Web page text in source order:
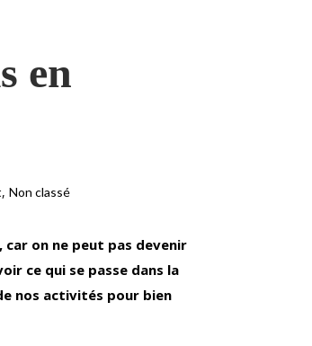
en
, Non classé
on ne peut pas devenir
ce qui se passe dans la
nos activités pour bien